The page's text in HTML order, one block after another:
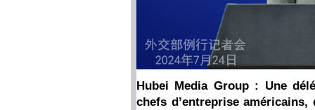
Hubei Media Group : Une
chefs d’entreprise